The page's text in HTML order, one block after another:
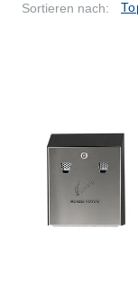
Sortieren nach: